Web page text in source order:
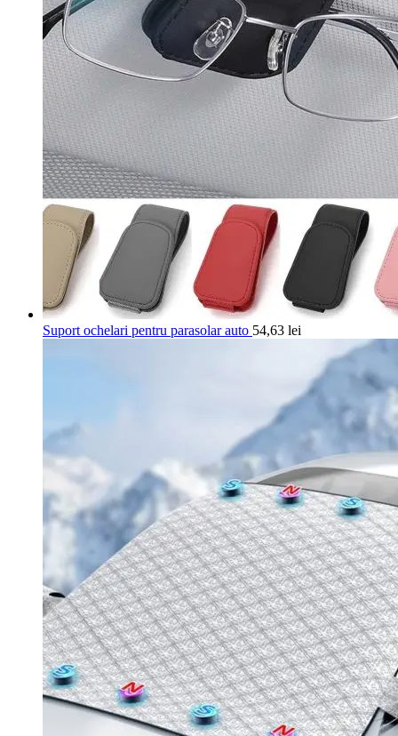
Suport ochelari pentru parasolar auto 54,63 lei